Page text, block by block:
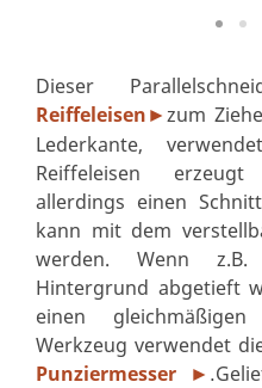
Dieser
Reiffeleisen ► zum
Lederkante,
Reiffeleisen
allerdings einen
kann mit dem
werden. Wenn
Hintergrund abgetieft
einen
Werkzeug verwendet
Punziermesser ► .